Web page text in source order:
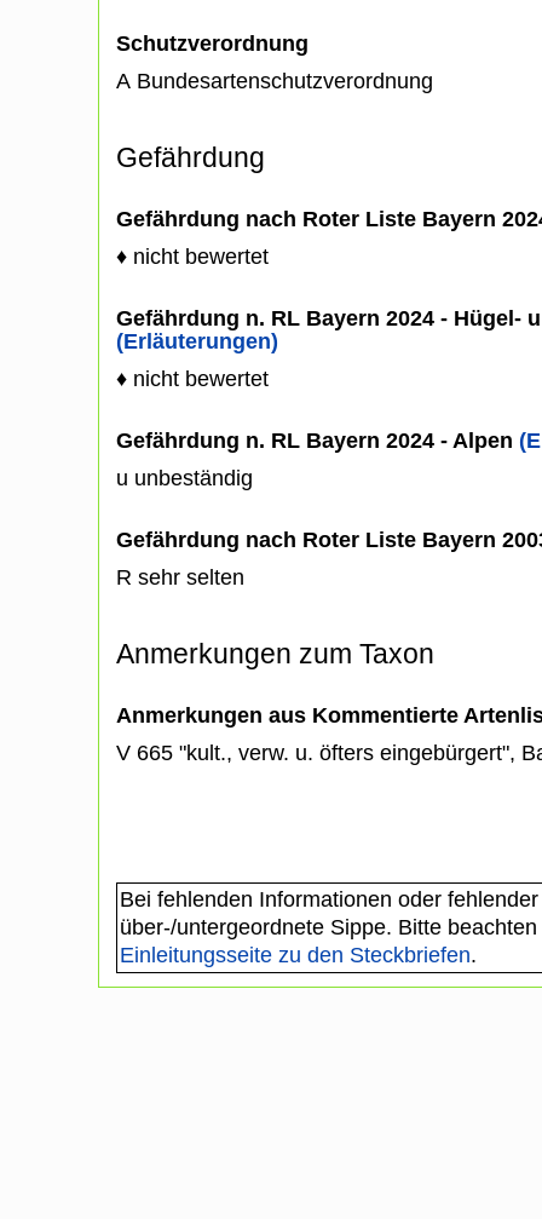
Schutzverordnung
A Bundesartenschutzverordnung
Gefährdung
Gefährdung nach Roter Liste Bayern
♦ nicht bewertet
Gefährdung n. RL Bayern 2024 - Hügel-
(Erläuterungen)
♦ nicht bewertet
Gefährdung n. RL Bayern 2024 - Alpen
u unbeständig
Gefährdung nach Roter Liste Bayern
R sehr selten
Anmerkungen zum Taxon
Anmerkungen aus Kommentierte
V 665 "kult., verw. u. öfters eingebürgert",
Bei fehlenden Informationen oder
über-/untergeordnete Sippe. Bitte
Einleitungsseite zu den Steckbriefen.